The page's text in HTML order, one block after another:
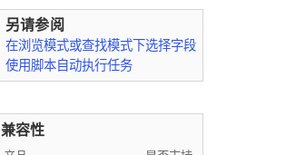
另请参阅
在浏览模式或查找模式下选择字段
使用脚本自动执行任务
兼容性